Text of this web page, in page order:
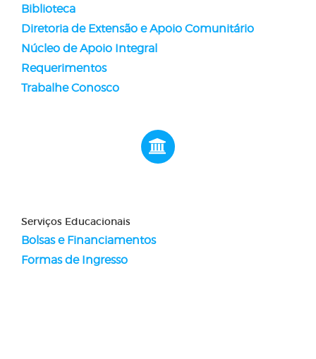
Biblioteca
Diretoria de Extensão e Apoio Comunitário
Núcleo de Apoio Integral
Requerimentos
Trabalhe Conosco
Serviços Educacionais
Bolsas e Financiamentos
Formas de Ingresso